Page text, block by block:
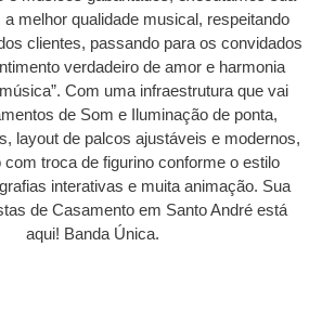
melhor qualidade musical, respeitando
clientes, passando para os convidados
verdadeiro de amor e harmonia
Com uma infraestrutura que vai
de Som e Iluminação de ponta,
layout de palcos ajustáveis e modernos,
com troca de figurino conforme o estilo
interativas e muita animação. Sua
de Casamento em Santo André está
aqui! Banda Única.